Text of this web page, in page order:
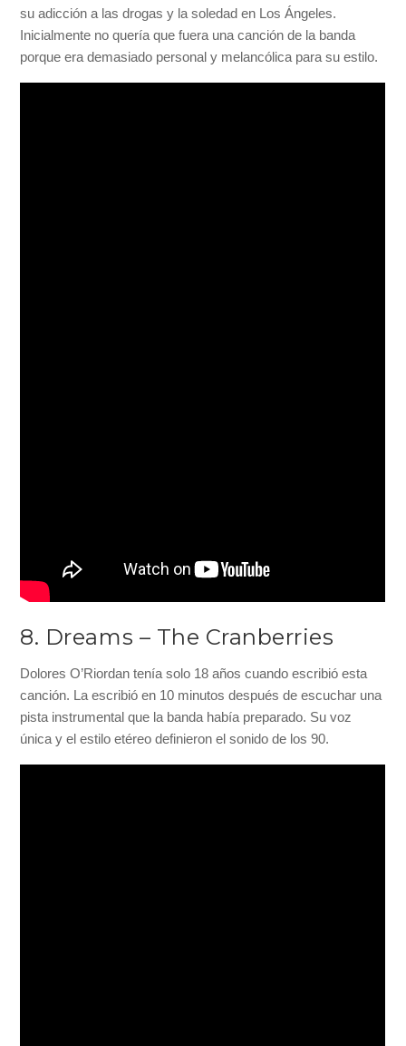
su adicción a las drogas y la soledad en Los Ángeles.
Inicialmente no quería que fuera una canción de la banda
porque era demasiado personal y melancólica para su estilo.
8. Dreams – The Cranberries
Dolores O’Riordan tenía solo 18 años cuando escribió esta
canción. La escribió en 10 minutos después de escuchar una
pista instrumental que la banda había preparado. Su voz
única y el estilo etéreo definieron el sonido de los 90.